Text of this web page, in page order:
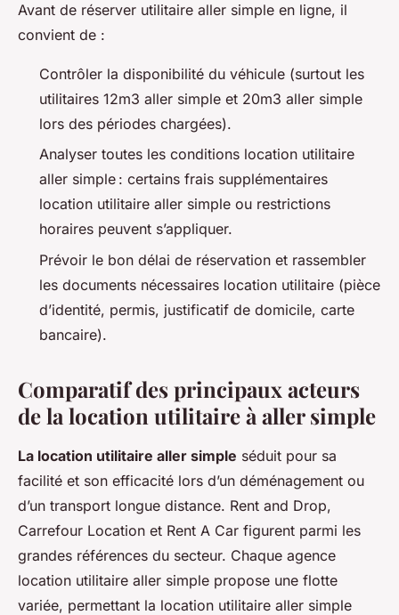
Avant de réserver utilitaire aller simple en ligne, il
convient de :
Contrôler la disponibilité du véhicule (surtout les
utilitaires 12m3 aller simple et 20m3 aller simple
lors des périodes chargées).
Analyser toutes les conditions location utilitaire
aller simple : certains frais supplémentaires
location utilitaire aller simple ou restrictions
horaires peuvent s’appliquer.
Prévoir le bon délai de réservation et rassembler
les documents nécessaires location utilitaire (pièce
d’identité, permis, justificatif de domicile, carte
bancaire).
Comparatif des principaux acteurs
de la location utilitaire à aller simple
La location utilitaire aller simple séduit pour sa
facilité et son efficacité lors d’un déménagement ou
d’un transport longue distance. Rent and Drop,
Carrefour Location et Rent A Car figurent parmi les
grandes références du secteur. Chaque agence
location utilitaire aller simple propose une flotte
variée, permettant la location utilitaire aller simple